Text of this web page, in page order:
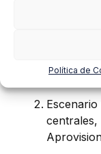
Política de
Para cada una
habituales
centrales,